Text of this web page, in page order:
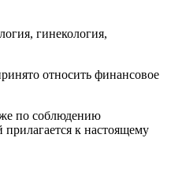
гинекология,
относить финансовое
по соблюдению
к настоящему